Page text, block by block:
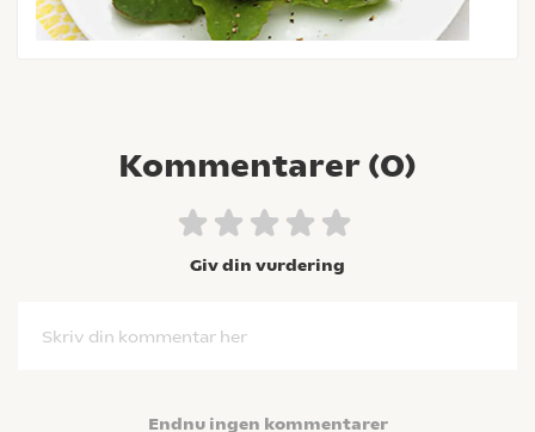
Kommentarer (0)
Giv din vurdering
Skriv din kommentar her
Endnu ingen kommentarer